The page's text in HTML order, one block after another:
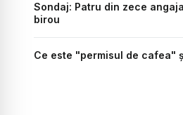
Sondaj: Patru din zece
birou
Ce este "permisul de cafea"